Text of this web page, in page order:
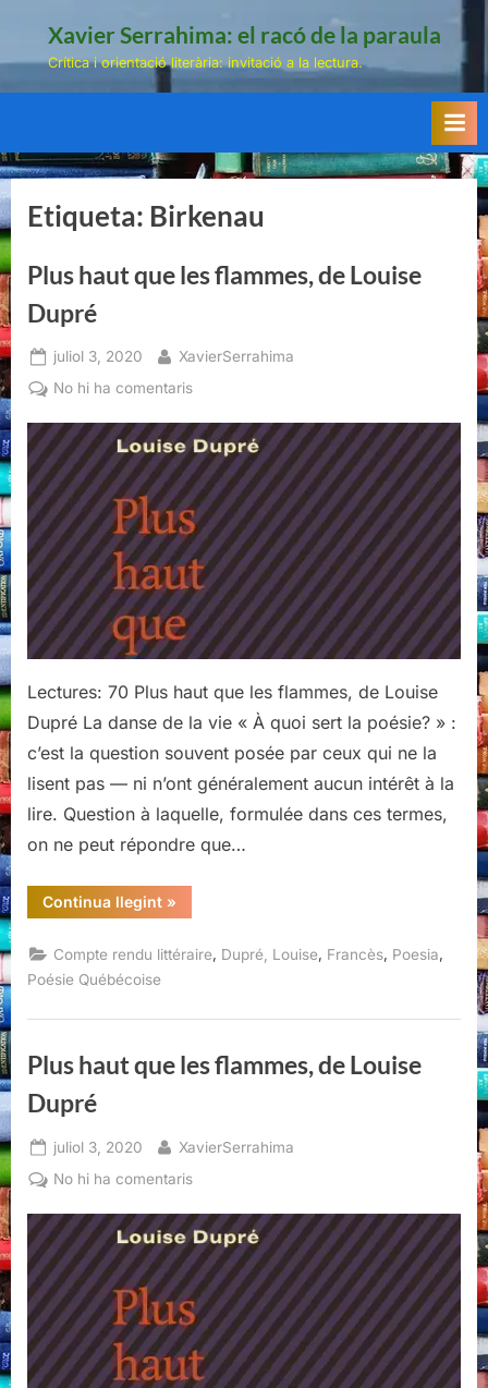
Xavier Serrahima: el racó de la paraula
Crítica i orientació literària: invitació a la lectura.
Etiqueta: Birkenau
Plus haut que les flammes, de Louise
Dupré
Posted
on
juliol 3, 2020 By
XavierSerrahima
No hi ha comentarisa
haut
que
les
flammes,
de
Louise
Dupré
Lectures: 70 Plus haut que les flammes, de Louise
Dupré La danse de la vie « À quoi sert la poésie? » :
c’est la question souvent posée par ceux qui ne la
lisent pas — ni n’ont généralement aucun intérêt à la
lire. Question à laquelle, formulée dans ces termes,
on ne peut répondre que…
Continua llegint“Plus
haut
les
flammes,
»
Compte rendu littéraire Dupré, Louise Francès Poesia
Poésie Québécoise
Plus haut que les flammes, de Louise
Dupré
Posted
on
juliol 3, 2020 By
XavierSerrahima
No hi ha comentarisa
haut
que
les
flammes,
de
Louise
Dupré